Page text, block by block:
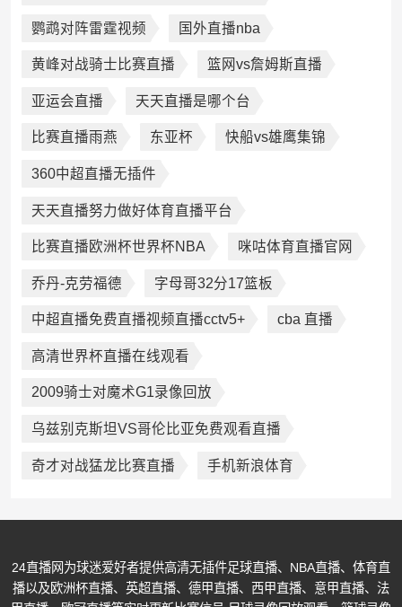
鹦鹉对阵雷霆视频 国外直播nba
黄峰对战骑士比赛直播 篮网vs詹姆斯直播
亚运会直播 天天直播是哪个台
比赛直播雨燕 东亚杯 快船vs雄鹰集锦
360中超直播无插件
天天直播努力做好体育直播平台
比赛直播欧洲杯世界杯NBA 咪咕体育直播官网
乔丹-克劳福德 字母哥32分17篮板
中超直播免费直播视频直播cctv5+ cba 直播
高清世界杯直播在线观看
2009骑士对魔术G1录像回放
乌兹别克斯坦VS哥伦比亚免费观看直播
奇才对战猛龙比赛直播 手机新浪体育
24直播网为球迷爱好者提供高清无插件足球直播、NBA直播、体育直
播以及欧洲杯直播、英超直播、德甲直播、西甲直播、意甲直播、法